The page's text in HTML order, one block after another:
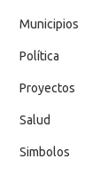
Municipios
Política
Proyectos
Salud
Simbolos